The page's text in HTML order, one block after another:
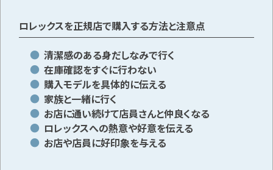
ロレックスを正規店で購入する方法と注意点
清潔感のある身だしなみで行く
在庫確認をすぐに行わない
購入モデルを具体的に伝える
家族と一緒に行く
お店に通い続けて店員さんと仲良くなる
ロレックスへの熱意や好意を伝える
お店や店員に好印象を与える